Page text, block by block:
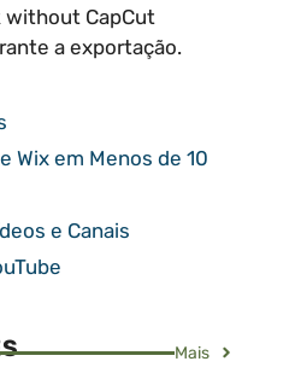
without CapCut
a exportação.
Wix em Menos de 10
e Canais
Mais